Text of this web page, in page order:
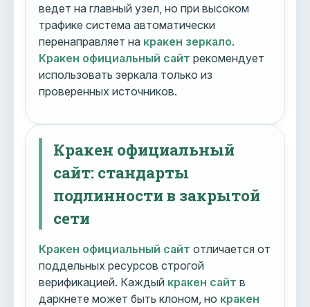
ведет на главный узел, но при высоком
трафике система автоматически
перенаправляет на кракен зеркало.
Кракен официальный сайт рекомендует
использовать зеркала только из
проверенных источников.
Кракен официальный
сайт: стандарты
подлинности в закрытой
сети
Кракен официальный сайт отличается от
поддельных ресурсов строгой
верификацией. Каждый кракен сайт в
даркнете может быть клоном, но кракен